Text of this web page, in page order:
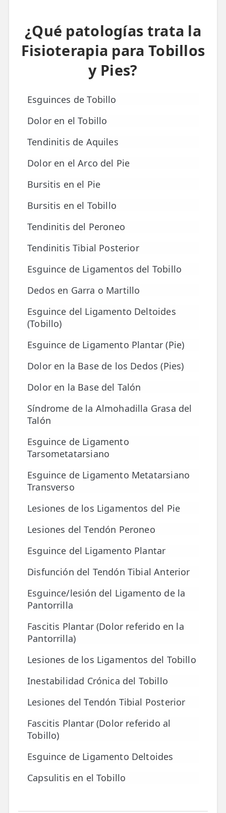
✨ Fisioestética
✨ Radiofrecuencia INDIBA
✨ Drenaje Linfático Manual
✨ Presoterapia
✨ Cicatrices y Estrías
LESIONES
Síndrome Piramidal
Tendinitis de Aquiles
¿Qué patologías trata la
Fisioterapia para Tobillos
y Pies?
Esguinces de Tobillo
Dolor en el Tobillo
Tendinitis de Aquiles
Dolor en el Arco del Pie
Bursitis en el Pie
Bursitis en el Tobillo
Tendinitis del Peroneo
Tendinitis Tibial Posterior
Esguince de Ligamentos del Tobillo
Dedos en Garra o Martillo
Esguince del Ligamento Deltoides
(Tobillo)
Esguince de Ligamento Plantar (Pie)
Dolor en la Base de los Dedos (Pies)
Dolor en la Base del Talón
Síndrome de la Almohadilla Grasa del
Talón
Esguince de Ligamento
Tarsometatarsiano
Esguince de Ligamento Metatarsiano
Transverso
Lesiones de los Ligamentos del Pie
Lesiones del Tendón Peroneo
Esguince del Ligamento Plantar
Disfunción del Tendón Tibial Anterior
Esguince/lesión del Ligamento de la
Pantorrilla
Fascitis Plantar (Dolor referido en la
Pantorrilla)
Lesiones de los Ligamentos del Tobillo
Inestabilidad Crónica del Tobillo
Lesiones del Tendón Tibial Posterior
Fascitis Plantar (Dolor referido al
Tobillo)
Esguince de Ligamento Deltoides
Capsulitis en el Tobillo